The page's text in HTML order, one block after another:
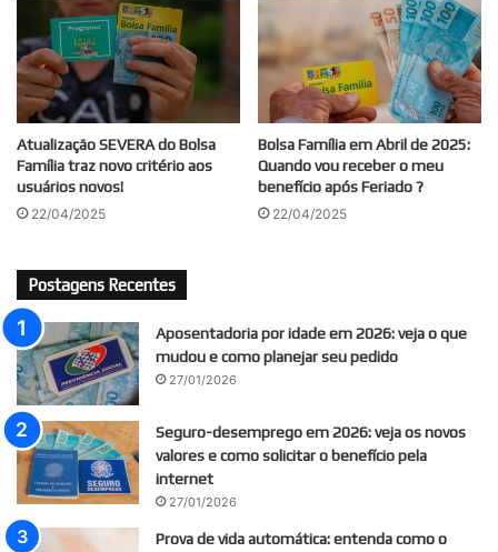
Atualização SEVERA do Bolsa
Família traz novo critério aos
usuários novos!
22/04/2025
Bolsa Família em Abril de 2025:
Quando vou receber o meu
benefício após Feriado ?
22/04/2025
Postagens Recentes
Aposentadoria por idade em 2026: veja o que
mudou e como planejar seu pedido
27/01/2026
Seguro-desemprego em 2026: veja os novos
valores e como solicitar o benefício pela
internet
27/01/2026
Prova de vida automática: entenda como o